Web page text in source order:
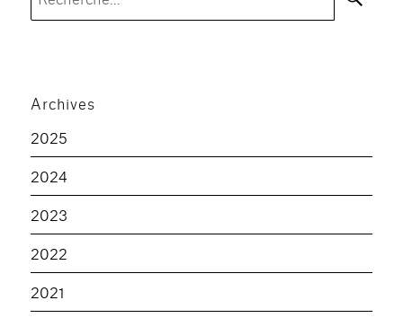
Archives
2025
2024
2023
2022
2021